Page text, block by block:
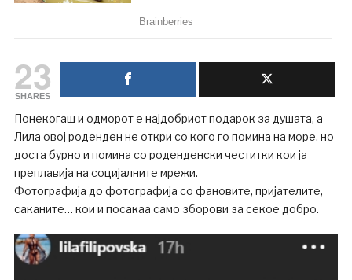
23
SHARES
Понекогаш и одморот е најдобриот подарок за душата, а
Лила овој роденден не откри со кого го помина на море, но
доста бурно и помина со роденденски честитки кои ја
преплавија на социјалните мрежи.
Фотографија до фотографија со фановите, пријателите,
саканите… кои и посакаа само зборови за секое добро.